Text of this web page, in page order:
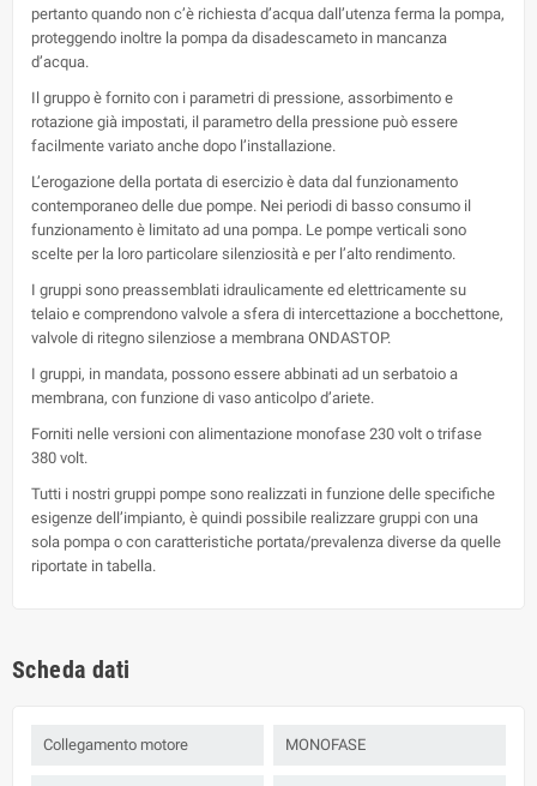
pertanto quando non c’è richiesta d’acqua dall’utenza ferma la pompa,
proteggendo inoltre la pompa da disadescameto in mancanza
d’acqua.
Il gruppo è fornito con i parametri di pressione, assorbimento e
rotazione già impostati, il parametro della pressione può essere
facilmente variato anche dopo l’installazione.
L’erogazione della portata di esercizio è data dal funzionamento
contemporaneo delle due pompe. Nei periodi di basso consumo il
funzionamento è limitato ad una pompa. Le pompe verticali sono
scelte per la loro particolare silenziosità e per l’alto rendimento.
I gruppi sono preassemblati idraulicamente ed elettricamente su
telaio e comprendono valvole a sfera di intercettazione a bocchettone,
valvole di ritegno silenziose a membrana ONDASTOP.
I gruppi, in mandata, possono essere abbinati ad un serbatoio a
membrana, con funzione di vaso anticolpo d’ariete.
Forniti nelle versioni con alimentazione monofase 230 volt o trifase
380 volt.
Tutti i nostri gruppi pompe sono realizzati in funzione delle specifiche
esigenze dell’impianto, è quindi possibile realizzare gruppi con una
sola pompa o con caratteristiche portata/prevalenza diverse da quelle
riportate in tabella.
Scheda dati
Collegamento motore MONOFASE